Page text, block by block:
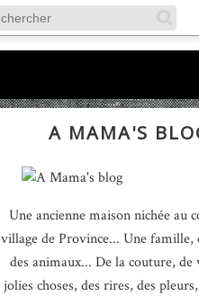
A MAMA'S
Une ancienne maison nichée au
village de Province... Une famille,
des animaux... De la couture, de
jolies choses, des rires, des